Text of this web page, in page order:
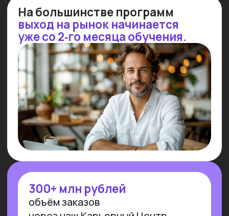
СТРАТЕГИЧЕСКАЯ
IT-СЕССИЯ
Потерялся в многообразии профессий
и инструментов — приходи
на стратегическую сессию 1 на 1
с экспертом Университета и подбери
свое направление
Узнать подробнее